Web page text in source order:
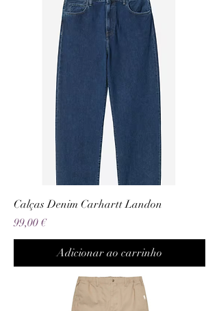
Calças Denim Carhartt Landon
Preço
99,00 €
Adicionar ao carrinho